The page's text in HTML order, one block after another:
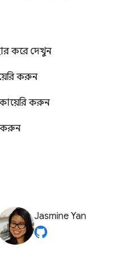
করে দেখুন
করুন
করুন
করুন
Jasmine Yan